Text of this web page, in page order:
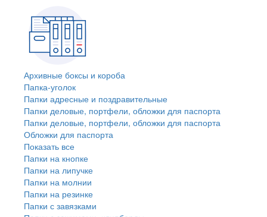
Архивные боксы и короба
Папка-уголок
Папки адресные и поздравительные
Папки деловые, портфели, обложки для паспорта
Папки деловые, портфели, обложки для паспорта
Обложки для паспорта
Показать все
Папки на кнопке
Папки на липучке
Папки на молнии
Папки на резинке
Папки с завязками